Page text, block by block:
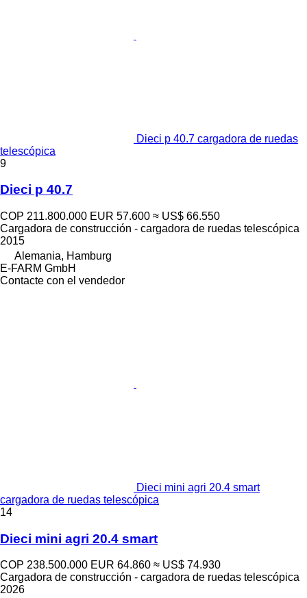
Dieci p 40.7 cargadora de ruedas
telescópica
9
Dieci p 40.7
COP 211.800.000 EUR 57.600 ≈ US$ 66.550
Cargadora de construcción - cargadora de ruedas telescópica
2015
Alemania, Hamburg
E-FARM GmbH
Contacte con el vendedor
Dieci mini agri 20.4 smart
cargadora de ruedas telescópica
14
Dieci mini agri 20.4 smart
COP 238.500.000 EUR 64.860 ≈ US$ 74.930
Cargadora de construcción - cargadora de ruedas telescópica
2026